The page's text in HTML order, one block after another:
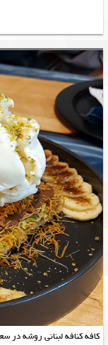
کافه کنافه لبنانی روشه در